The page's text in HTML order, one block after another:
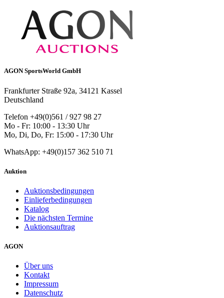
AGON SportsWorld GmbH
Frankfurter Straße 92a, 34121 Kassel
Deutschland
Telefon +49(0)561 / 927 98 27
Mo - Fr: 10:00 - 13:30 Uhr
Mo, Di, Do, Fr: 15:00 - 17:30 Uhr
WhatsApp: +49(0)157 362 510 71
Auktion
Auktionsbedingungen
Einlieferbedingungen
Katalog
Die nächsten Termine
Auktionsauftrag
AGON
Über uns
Kontakt
Impressum
Datenschutz